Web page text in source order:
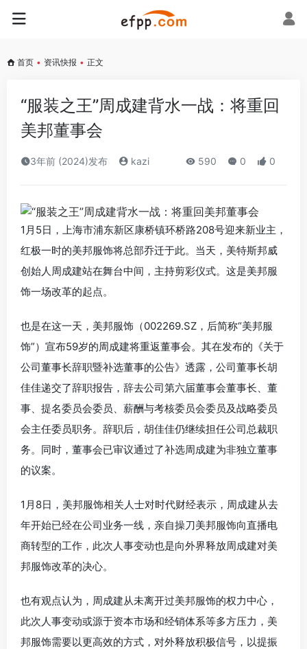
首页 • 资讯快报 • 正文
“服装之王”周成建背水一战：将重回
美邦董事会
3年前 (2024)发布 kazi 590 0 0
1月5日，上海市浦东新区康桥镇环桥路208号迎来新业主，
红极一时的美邦服饰将总部乔迁于此。当天，美特斯邦威
创始人周成建站在舞台中间，主持剪彩仪式。这是美邦服
饰一场改革的起点。
也是在这一天，美邦服饰（002269.SZ，后简称“美邦服
饰”）宣布59岁的周成建将重返董事会。其在发布的《关于
公司董事长辞职暨补选董事的公告》透露，公司董事长胡
佳佳递交了辞职报告，辞去公司第六届董事会董事长、董
事、提名委员会委员、薪酬与考核委员会委员及战略委员
会主任委员职务。辞职后，胡佳佳仍继续担任公司总裁职
务。同时，董事会已审议通过了补选周成建为非独立董事
的议案。
1月8日，美邦服饰相关人士对时代财经表示，周成建从去
年开始已经在公司业务一线，亲自操刀美邦服饰向直播电
商转型的工作，此次人事变动也是向外界释放周成建对美
邦服饰改革的决心。
也有观点认为，周成建从未离开过美邦服饰的权力中心，
此次人事变动或源于资本市场和经销体系等多方压力，美
邦服饰需要以更高效的方式，对外释放积极信号，以提振